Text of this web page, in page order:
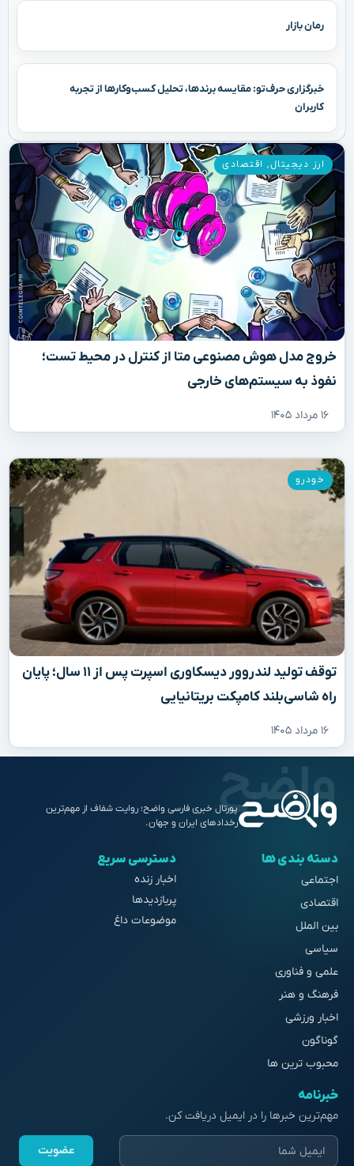
رمان بازار
خبرگزاری حرف‌تو: مقایسه برندها، تحلیل کسب‌وکارها از تجربه
کاربران
خروج مدل هوش مصنوعی متا از کنترل در محیط تست؛
نفوذ به سیستم‌های خارجی
۱۶ مرداد ۱۴۰۵
ارز دیجیتال, اقتصادی
توقف تولید لندروور دیسکاوری اسپرت پس از ۱۱ سال؛ پایان
راه شاسی‌بلند کامپکت بریتانیایی
۱۶ مرداد ۱۴۰۵
خودرو
پورتال خبری فارسی واضح؛ روایت شفاف از مهم‌ترین
رخدادهای ایران و جهان.
دسته بندی ها
اجتماعی
اقتصادی
بین الملل
سیاسی
علمی و فناوری
فرهنگ و هنر
اخبار ورزشی
گوناگون
محبوب ترین ها
دسترسی سریع
اخبار زنده
پربازدیدها
موضوعات داغ
خبرنامه
مهم‌ترین خبرها را در ایمیل دریافت کن.
عضویت